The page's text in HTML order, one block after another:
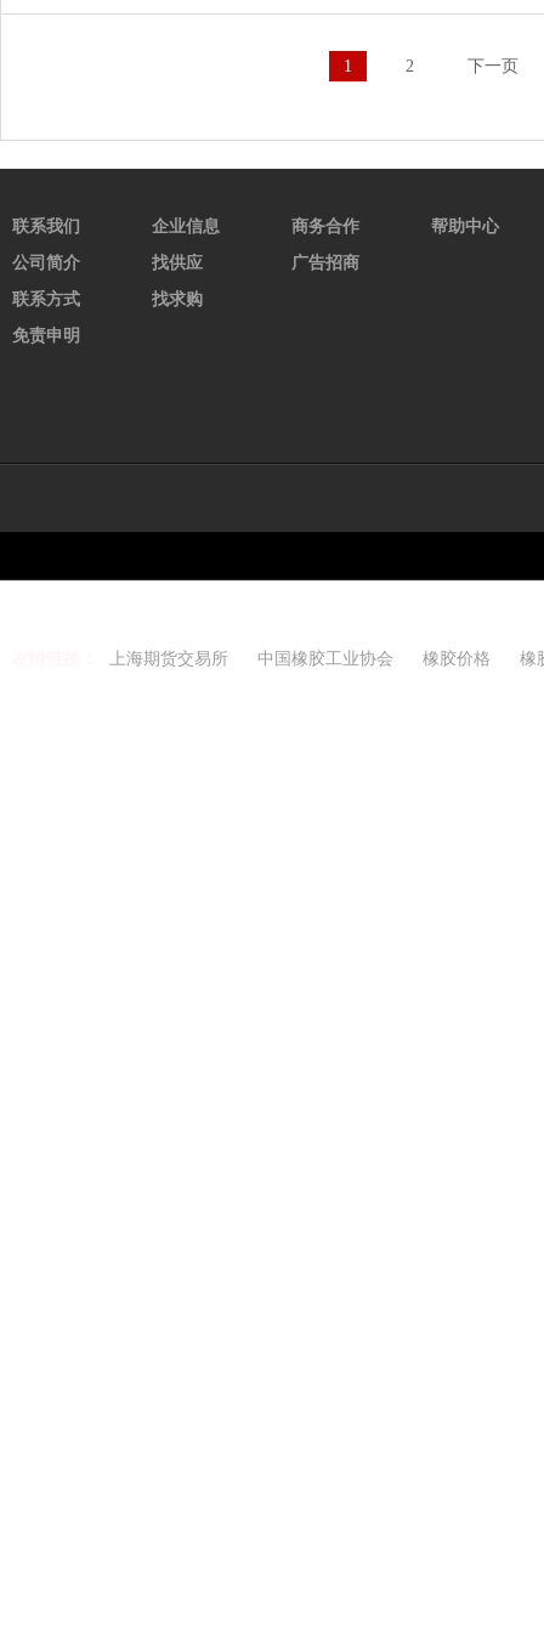
1 2 下一页
联系我们
公司简介
联系方式
免责申明
企业信息
找供应
找求购
商务合作
广告招商
帮助中心
上海期货交易所 中国橡胶工业协会 橡胶价格 橡